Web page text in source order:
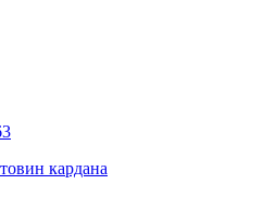
кардана